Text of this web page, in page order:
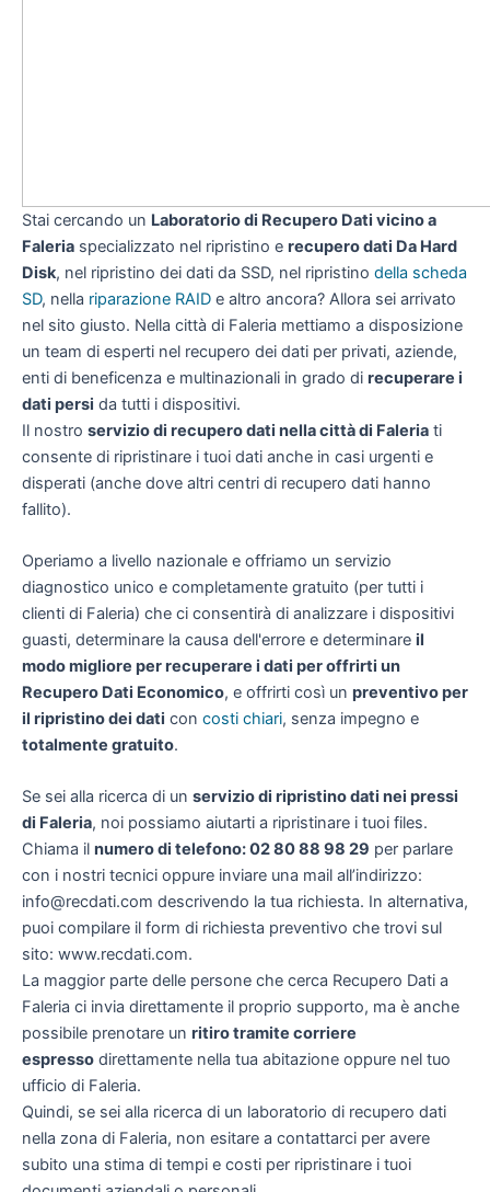
Stai cercando un Laboratorio di Recupero Dati vicino a
Faleria specializzato nel ripristino e recupero dati Da Hard
Disk, nel ripristino dei dati da SSD, nel ripristino della scheda
SD, nella riparazione RAID e altro ancora? Allora sei arrivato
nel sito giusto. Nella città di Faleria mettiamo a disposizione
un team di esperti nel recupero dei dati per privati, aziende,
enti di beneficenza e multinazionali in grado di recuperare i
dati persi da tutti i dispositivi.
Il nostro servizio di recupero dati nella città di Faleria ti
consente di ripristinare i tuoi dati anche in casi urgenti e
disperati (anche dove altri centri di recupero dati hanno
fallito).
Operiamo a livello nazionale e offriamo un servizio
diagnostico unico e completamente gratuito (per tutti i
clienti di Faleria) che ci consentirà di analizzare i dispositivi
guasti, determinare la causa dell'errore e determinare il
modo migliore per recuperare i dati per offrirti un
Recupero Dati Economico, e offrirti così un preventivo per
il ripristino dei dati con costi chiari, senza impegno e
totalmente gratuito.
Se sei alla ricerca di un servizio di ripristino dati nei pressi
di Faleria, noi possiamo aiutarti a ripristinare i tuoi files.
Chiama il numero di telefono: 02 80 88 98 29 per parlare
con i nostri tecnici oppure inviare una mail all’indirizzo:
info@recdati.com descrivendo la tua richiesta. In alternativa,
puoi compilare il form di richiesta preventivo che trovi sul
sito: www.recdati.com.
La maggior parte delle persone che cerca Recupero Dati a
Faleria ci invia direttamente il proprio supporto, ma è anche
possibile prenotare un ritiro tramite corriere
espresso direttamente nella tua abitazione oppure nel tuo
ufficio di Faleria.
Quindi, se sei alla ricerca di un laboratorio di recupero dati
nella zona di Faleria, non esitare a contattarci per avere
subito una stima di tempi e costi per ripristinare i tuoi